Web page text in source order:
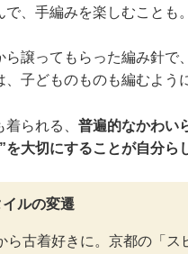
、手編みを楽しむことも。
ら譲ってもらった編み針
子どものものも編むよう
られる、 普遍的なかわい
を大切にすることが自分ら
ルの変遷
ら古着好きに。京都の「ス